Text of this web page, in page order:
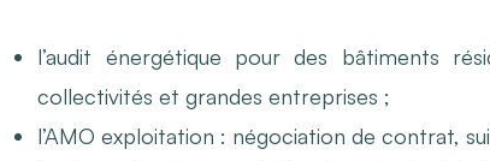
l’audit énergétique pour des bâtiments
collectivités et grandes entreprises ;
l’AMO exploitation : négociation de contrat,